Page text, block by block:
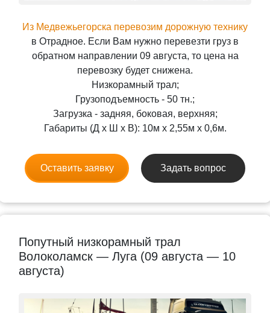
Из Медвежьегорска перевозим дорожную технику
в Отрадное. Если Вам нужно перевезти груз в
обратном направлении 09 августа, то цена на
перевозку будет снижена.
Низкорамный трал;
Грузоподъемность - 50 тн.;
Загрузка - задняя, боковая, верхняя;
Габариты (Д x Ш x В): 10м x 2,55м x 0,6м.
Оставить заявку Задать вопрос
Попутный низкорамный трал
Волоколамск — Луга (09 августа — 10
августа)